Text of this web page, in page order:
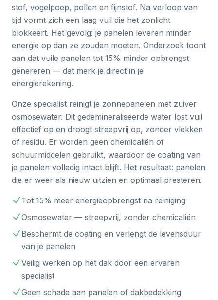
stof, vogelpoep, pollen en fijnstof. Na verloop van
tijd vormt zich een laag vuil die het zonlicht
blokkeert. Het gevolg: je panelen leveren minder
energie op dan ze zouden moeten. Onderzoek toont
aan dat vuile panelen tot 15% minder opbrengst
genereren — dat merk je direct in je
energierekening.
Onze specialist reinigt je zonnepanelen met zuiver
osmosewater. Dit gedemineraliseerde water lost vuil
effectief op en droogt streepvrij op, zonder vlekken
of residu. Er worden geen chemicaliën of
schuurmiddelen gebruikt, waardoor de coating van
je panelen volledig intact blijft. Het resultaat: panelen
die er weer als nieuw uitzien en optimaal presteren.
Tot 15% meer energieopbrengst na reiniging
Osmosewater — streepvrij, zonder chemicaliën
Beschermt de coating en verlengt de levensduur
van je panelen
Veilig werken op het dak door een ervaren
specialist
Geen schade aan panelen of dakbedekking